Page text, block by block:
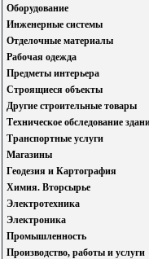
Оборудование
Инженерные системы
Отделочные материалы
Рабочая одежда
Предметы интерьера
Строящиеся объекты
Другие строительные товары
Техническое обследование
Транспортные услуги
Магазины
Геодезия и Картография
Химия. Вторсырье
Электротехника
Электроника
Промышленность
Производство, работы и услуги